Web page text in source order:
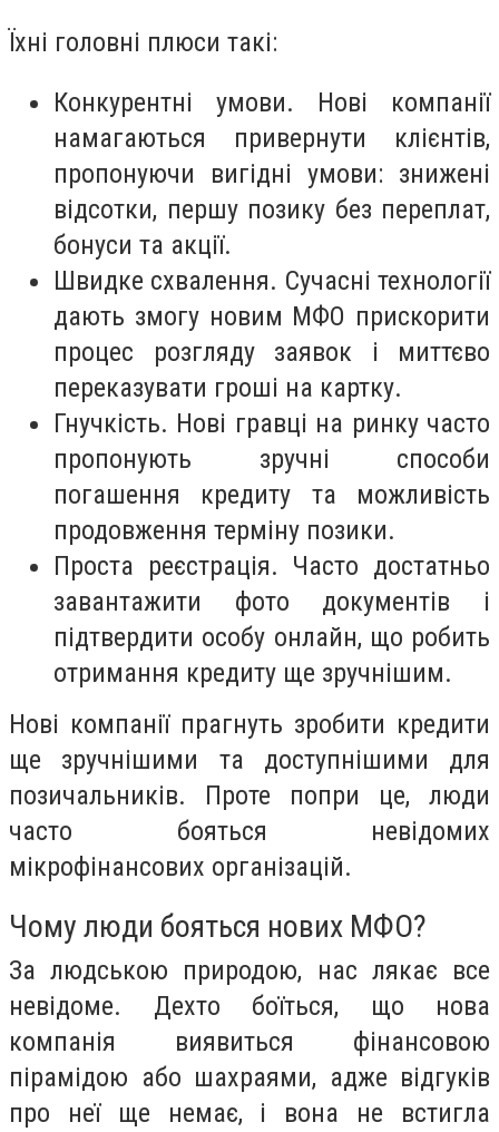
Їхні головні плюси такі:
Конкурентні умови. Нові компанії
намагаються привернути клієнтів,
пропонуючи вигідні умови: знижені
відсотки, першу позику без переплат,
бонуси та акції.
Швидке схвалення. Сучасні технології
дають змогу новим МФО прискорити
процес розгляду заявок і миттєво
переказувати гроші на картку.
Гнучкість. Нові гравці на ринку часто
пропонують зручні способи
погашення кредиту та можливість
продовження терміну позики.
Проста реєстрація. Часто достатньо
завантажити фото документів і
підтвердити особу онлайн, що робить
отримання кредиту ще зручнішим.
Нові компанії прагнуть зробити кредити
ще зручнішими та доступнішими для
позичальників. Проте попри це, люди
часто бояться невідомих
мікрофінансових організацій.
Чому люди бояться нових МФО?
За людською природою, нас лякає все
невідоме. Дехто боїться, що нова
компанія виявиться фінансовою
пірамідою або шахраями, адже відгуків
про неї ще немає, і вона не встигла